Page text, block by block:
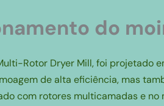
do
Rotor Dryer Mill, foi projetado
de alta eficiência, mas
com rotores multicamadas e